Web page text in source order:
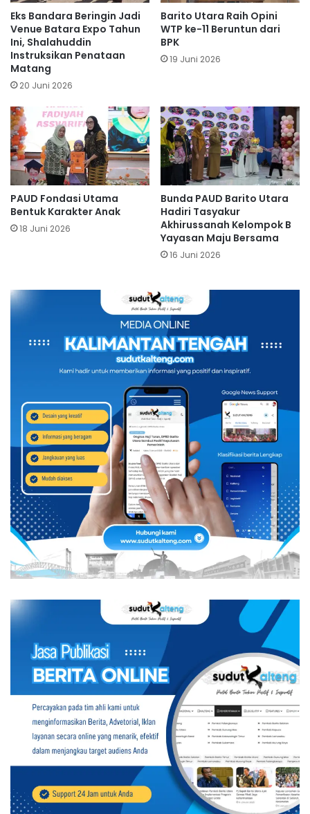
Eks Bandara Beringin Jadi
Venue Batara Expo Tahun
Ini, Shalahuddin
Instruksikan Penataan
Matang
20 Juni 2026
Barito Utara Raih Opini
WTP ke-11 Beruntun dari
BPK
19 Juni 2026
PAUD Fondasi Utama
Bentuk Karakter Anak
18 Juni 2026
Bunda PAUD Barito Utara
Hadiri Tasyakur
Akhirussanah Kelompok B
Yayasan Maju Bersama
16 Juni 2026